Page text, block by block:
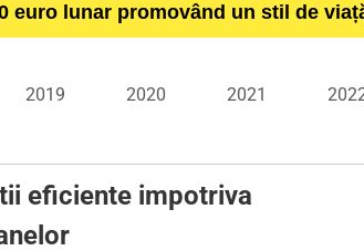
euro lunar promovând un stil de
2019 2020 2021
eficiente impotriva